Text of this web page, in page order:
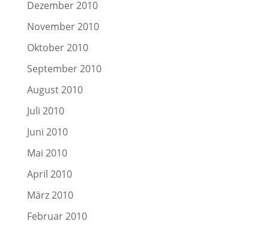
Dezember 2010
November 2010
Oktober 2010
September 2010
August 2010
Juli 2010
Juni 2010
Mai 2010
April 2010
März 2010
Februar 2010